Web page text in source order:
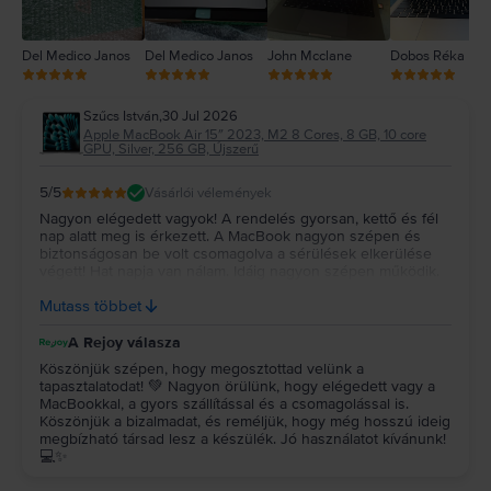
Del Medico Janos Del Medico Janos John Mcclane Dobos Réka
Szűcs István,30 Jul 2026
Apple MacBook Air 15″ 2023, M2 8 Cores, 8 GB, 10 core
GPU, Silver, 256 GB, Újszerű
5/5 Vásárlói vélemények
Nagyon elégedett vagyok! A rendelés gyorsan, kettő és fél
nap alatt meg is érkezett. A MacBook nagyon szépen és
biztonságosan be volt csomagolva a sérülések elkerülése
Remélem még nagyon sokáig jól fog működni! Köszönöm!!!
Mutass többet
A Rejoy válasza
Köszönjük szépen, hogy megosztottad velünk a
tapasztalatodat! 💚 Nagyon örülünk, hogy elégedett vagy a
MacBookkal, a gyors szállítással és a csomagolással is.
Köszönjük a bizalmadat, és reméljük, hogy még hosszú ideig
megbízható társad lesz a készülék. Jó használatot kívánunk!
💻✨